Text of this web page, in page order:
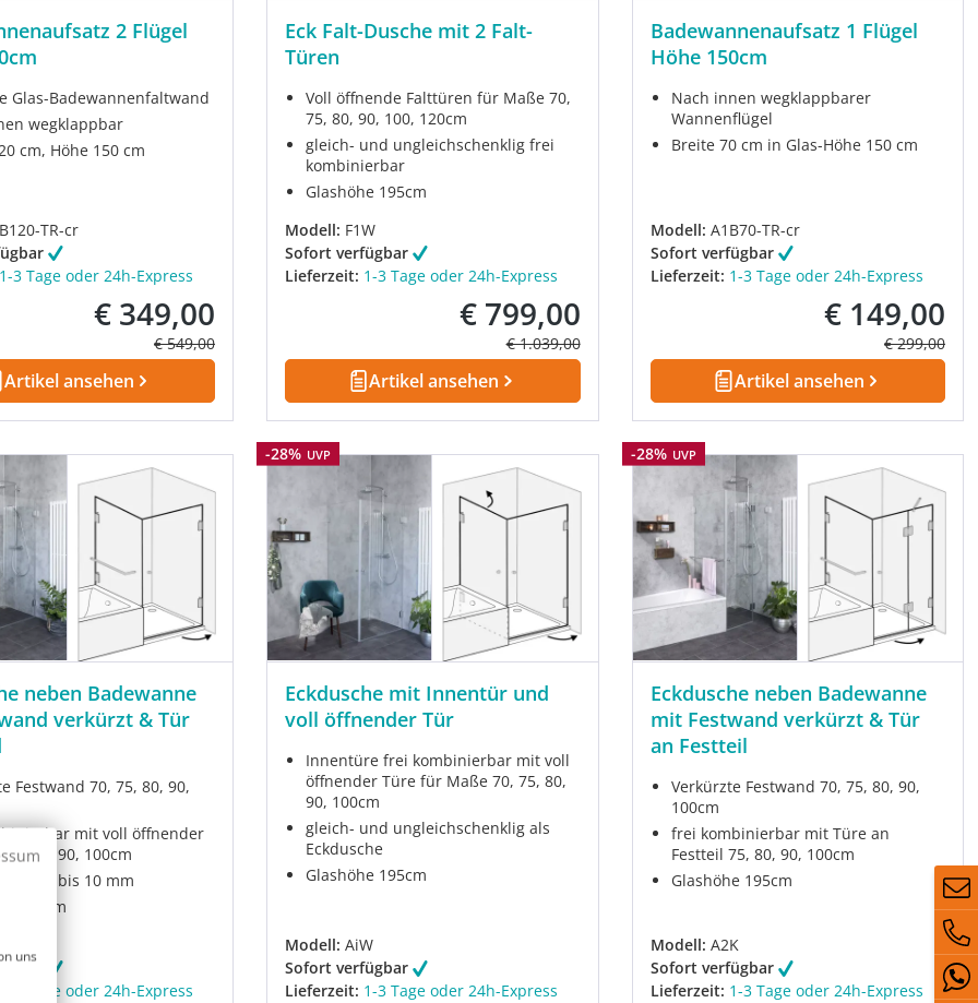
2 Flügel
Glas-Badewannenfaltwand
wegklappbar
cm, Höhe 150 cm
TR-cr
1-3 Tage oder 24h-Express
Verkaufspreis:
€ 349,00
Regulärer Preis:
€ 549,00
Artikel ansehen
Eck Falt-Dusche mit 2 Falt-
Türen
Voll öffnende Falttüren für Maße 70,
75, 80, 90, 100, 120cm
gleich- und ungleichschenklig frei
kombinierbar
Glashöhe 195cm
Modell: F1W
Sofort verfügbar
Lieferzeit: 1-3 Tage oder 24h-Express
Verkaufspreis:
€ 799,00
Regulärer Preis:
€ 1.039,00
Artikel ansehen
Badewannenaufsatz 1 Flügel
Höhe 150cm
Nach innen wegklappbarer
Wannenflügel
Breite 70 cm in Glas-Höhe 150 cm
Modell: A1B70-TR-cr
Sofort verfügbar
Lieferzeit: 1-3 Tage oder 24h-Express
Verkaufspreis:
€ 149,00
Regulärer
€ 299,00
Artikel ansehen
neben Badewanne
verkürzt & Tür
Festwand 70, 75, 80, 90,
mit voll öffnender
75, 80, 90, 100cm
bis 10 mm
195 cm
1-3 Tage oder 24h-Express
Rabatt
-28% UVP
Eckdusche mit Innentür und
voll öffnender Tür
Innentüre frei kombinierbar mit voll
öffnender Türe für Maße 70, 75, 80,
90, 100cm
gleich- und ungleichschenklig als
Eckdusche
Glashöhe 195cm
Modell: AiW
Sofort verfügbar
Lieferzeit: 1-3 Tage oder 24h-Express
Rabatt
-28% UVP
Eckdusche neben Badewanne
mit Festwand verkürzt & Tür
an Festteil
Verkürzte Festwand 70, 75, 80, 90,
100cm
frei kombinierbar mit Türe an
Festteil 75, 80, 90, 100cm
Glashöhe 195cm
Modell: A2K
Sofort verfügbar
Lieferzeit: 1-3 Tage oder 24h-Express
uns